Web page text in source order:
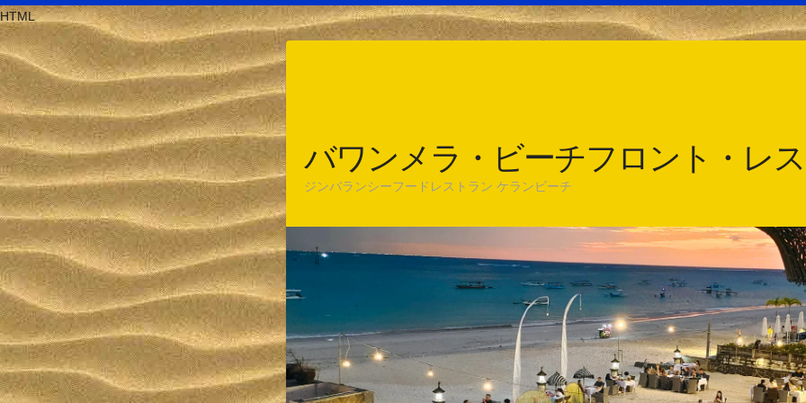
HTMLコ
ン
テ
ン
ツ
へ
ス
キ
ッ
プ
バワンメラ・ビーチフロント・レ
ジンバランシーフードレストラン ケランビーチ